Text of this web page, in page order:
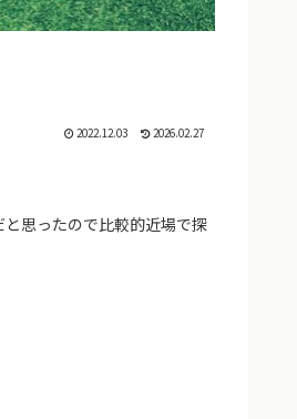
2022.12.03 2026.02.27
思ったので比較的近場で探